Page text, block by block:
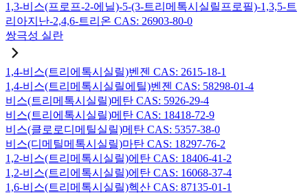
1,3-비스(프로프-2-에닐)-5-(3-트리메톡시실릴프로필)-1,3,5-트
리아지난-2,4,6-트리온 CAS: 26903-80-0
쌍극성 실란
1,4-비스(트리에톡시실릴)벤젠 CAS: 2615-18-1
1,4-비스(트리메톡시실릴에틸)벤젠 CAS: 58298-01-4
비스(트리메톡시실릴)메탄 CAS: 5926-29-4
비스(트리에톡시실릴)메탄 CAS: 18418-72-9
비스(클로로디메틸실릴)메탄 CAS: 5357-38-0
비스(디메틸메톡시실릴)마탄 CAS: 18297-76-2
1,2-비스(트리메톡시실릴)에탄 CAS: 18406-41-2
1,2-비스(트리에톡시실릴)에탄 CAS: 16068-37-4
1,6-비스(트리메톡시실릴)헥산 CAS: 87135-01-1